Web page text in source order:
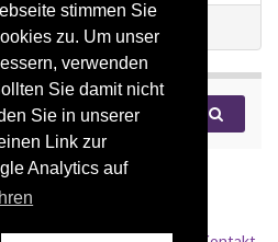
stimmen Sie
zu. Um unser
verwenden
Sie damit nicht
Sie in unserer
Link zur
Analytics auf